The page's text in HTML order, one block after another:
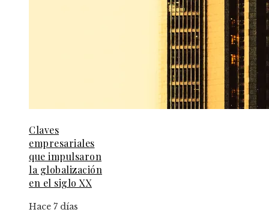
Claves
empresariales
que impulsaron
la globalización
en el siglo XX
Hace 7 días